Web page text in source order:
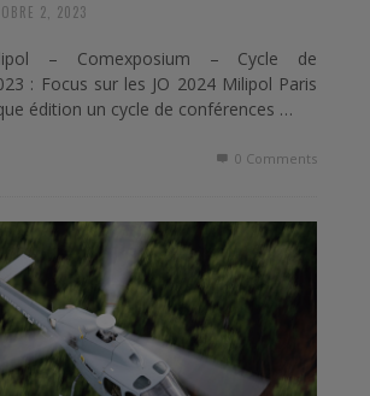
2, 2023
– Comexposium – Cycle de
: Focus sur les JO 2024 Milipol Paris
édition un cycle de conférences …
0 Comments